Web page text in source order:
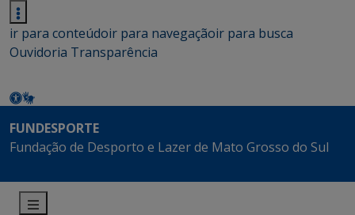
ir para conteúdoir para navegaçãoir para busca
Ouvidoria Transparência
FUNDESPORTE
Fundação de Desporto e Lazer de Mato Grosso do Sul